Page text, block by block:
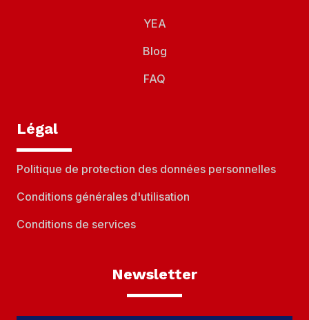
YEA
Blog
FAQ
Légal
Politique de protection des données personnelles
Conditions générales d'utilisation
Conditions de services
Newsletter